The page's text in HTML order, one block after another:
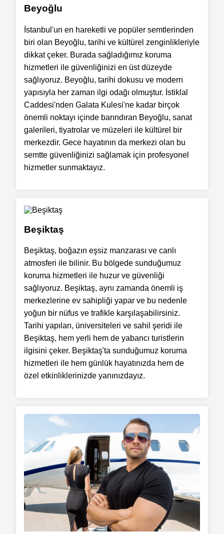
Beyoğlu
İstanbul'un en hareketli ve popüler semtlerinden
biri olan Beyoğlu, tarihi ve kültürel zenginlikleriyle
dikkat çeker. Burada sağladığımız koruma
hizmetleri ile güvenliğinizi en üst düzeyde
sağlıyoruz. Beyoğlu, tarihi dokusu ve modern
yapısıyla her zaman ilgi odağı olmuştur. İstiklal
Caddesi'nden Galata Kulesi'ne kadar birçok
önemli noktayı içinde barındıran Beyoğlu, sanat
galerileri, tiyatrolar ve müzeleri ile kültürel bir
merkezdir. Gece hayatının da merkezi olan bu
semtte güvenliğinizi sağlamak için profesyonel
hizmetler sunmaktayız.
Beşiktaş
Beşiktaş, boğazın eşsiz manzarası ve canlı
atmosferi ile bilinir. Bu bölgede sunduğumuz
koruma hizmetleri ile huzur ve güvenliği
sağlıyoruz. Beşiktaş, aynı zamanda önemli iş
merkezlerine ev sahipliği yapar ve bu nedenle
yoğun bir nüfus ve trafikle karşılaşabilirsiniz.
Tarihi yapıları, üniversiteleri ve sahil şeridi ile
Beşiktaş, hem yerli hem de yabancı turistlerin
ilgisini çeker. Beşiktaş'ta sunduğumuz koruma
hizmetleri ile hem günlük hayatınızda hem de
özel etkinliklerinizde yanınızdayız.